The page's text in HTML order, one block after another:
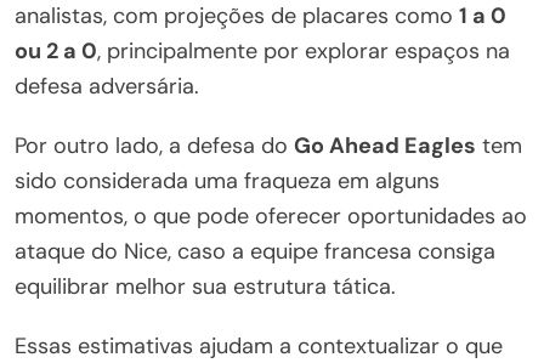
analistas, com projeções de placares como 1 a 0
ou 2 a 0, principalmente por explorar espaços na
defesa adversária.
Por outro lado, a defesa do Go Ahead Eagles tem
sido considerada uma fraqueza em alguns
momentos, o que pode oferecer oportunidades ao
ataque do Nice, caso a equipe francesa consiga
equilibrar melhor sua estrutura tática.
Essas estimativas ajudam a contextualizar o que